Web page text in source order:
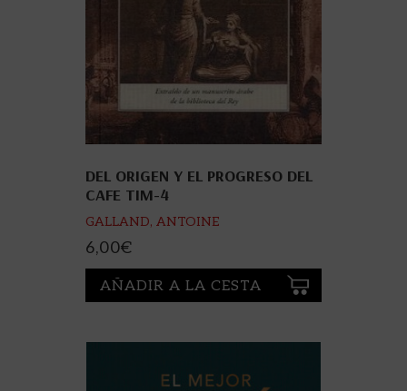
DEL ORIGEN Y EL PROGRESO DEL
CAFE TIM-4
GALLAND, ANTOINE
6,00€
AÑADIR A LA CESTA